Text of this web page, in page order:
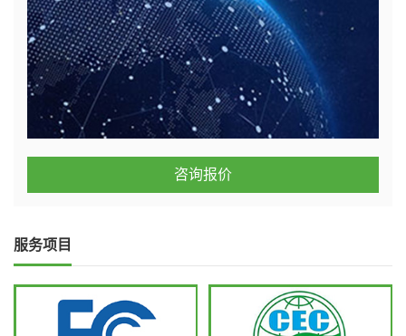
咨询报价
服务项目